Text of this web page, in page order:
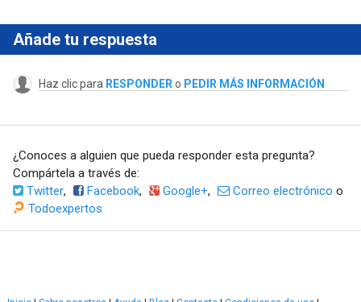
Añade tu respuesta
Haz clic para RESPONDER o PEDIR MÁS INFORMACIÓN
¿Conoces a alguien que pueda responder esta pregunta?
Compártela a través de:
Twitter, Facebook, Google+, Correo electrónico o
Todoexpertos